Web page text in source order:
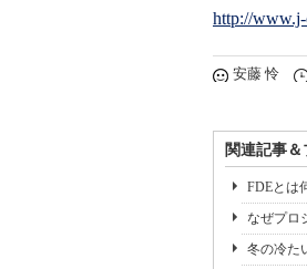
http://www.j-
安藤 怜
関連記事
FDEとは
なぜプロ
冬の冷た